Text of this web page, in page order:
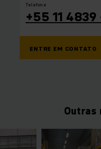
Telefone
+55 11
ENTRE EM CONTATO